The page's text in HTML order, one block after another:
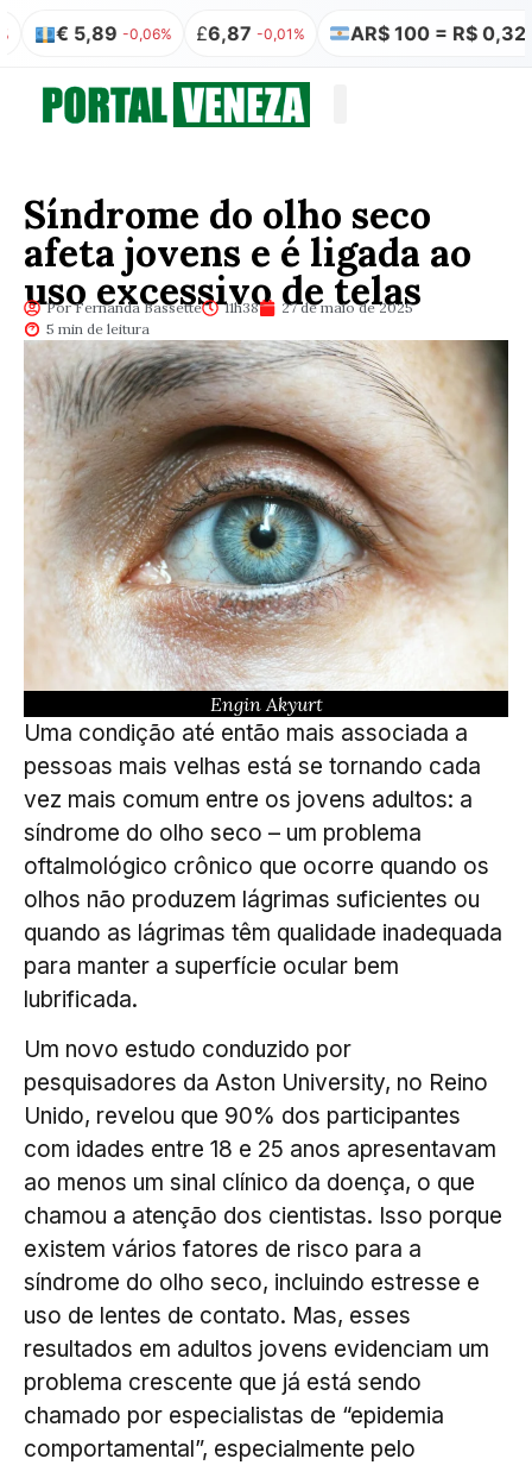
5,89 -0,06% £6,87 -0,01% AR$ 100 = R$ 0,32 0,00%
Síndrome do olho seco
afeta jovens e é ligada ao
uso excessivo de telas
Por Fernanda Bassette 11h38
27 de maio de 2025
5 min de leitura
Engin Akyurt
Uma condição até então mais associada a
pessoas mais velhas está se tornando cada
vez mais comum entre os jovens adultos: a
síndrome do olho seco – um problema
oftalmológico crônico que ocorre quando os
olhos não produzem lágrimas suficientes ou
quando as lágrimas têm qualidade inadequada
para manter a superfície ocular bem
lubrificada.
Um novo estudo conduzido por
pesquisadores da Aston University, no Reino
Unido, revelou que 90% dos participantes
com idades entre 18 e 25 anos apresentavam
ao menos um sinal clínico da doença, o que
chamou a atenção dos cientistas. Isso porque
existem vários fatores de risco para a
síndrome do olho seco, incluindo estresse e
uso de lentes de contato. Mas, esses
resultados em adultos jovens evidenciam um
problema crescente que já está sendo
chamado por especialistas de “epidemia
comportamental”, especialmente pelo